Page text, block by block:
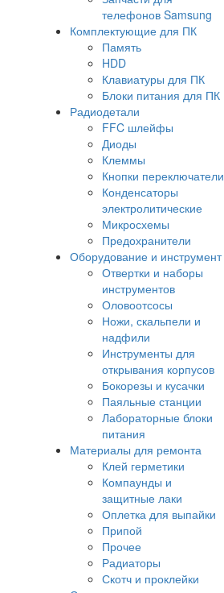
телефонов Samsung
Комплектующие для ПК
Память
HDD
Клавиатуры для ПК
Блоки питания для ПК
Радиодетали
FFC шлейфы
Диоды
Клеммы
Кнопки переключатели
Конденсаторы
электролитические
Микросхемы
Предохранители
Оборудование и инструмент
Отвертки и наборы
инструментов
Оловоотсосы
Ножи, скальпели и
надфили
Инструменты для
открывания корпусов
Бокорезы и кусачки
Паяльные станции
Лабораторные блоки
питания
Материалы для ремонта
Клей герметики
Компаунды и
защитные лаки
Оплетка для выпайки
Припой
Прочее
Радиаторы
Скотч и проклейки